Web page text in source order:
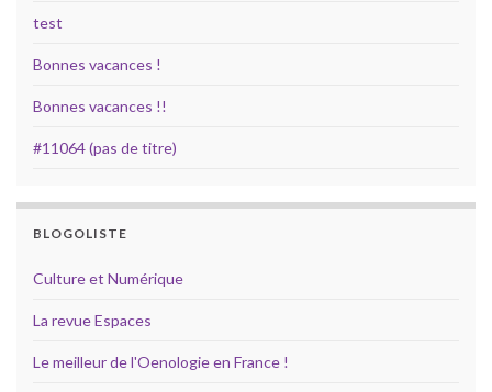
test
Bonnes vacances !
Bonnes vacances !!
#11064 (pas de titre)
BLOGOLISTE
Culture et Numérique
La revue Espaces
Le meilleur de l'Oenologie en France !